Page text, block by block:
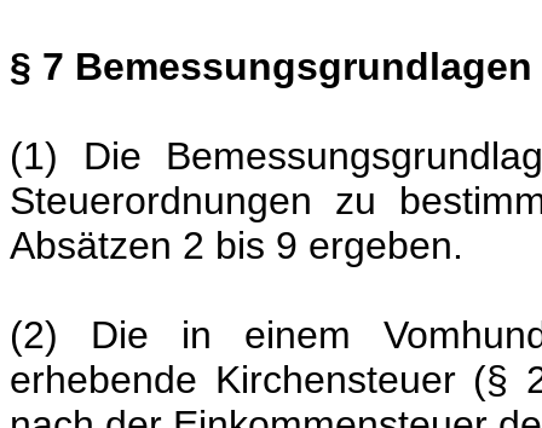
§ 7
(1) Die
Steuerordnungen zu
Absätzen 2 bis 9 ergeben.
(2) Die in einem
erhebende Kirchensteuer